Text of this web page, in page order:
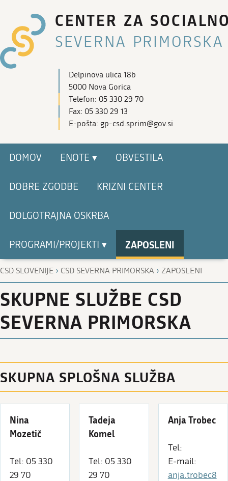
CENTER ZA
SEVERNA PRIMORSKA
Delpinova ulica 18b
5000 Nova Gorica
Telefon: 05 330 29 70
Fax: 05 330 29 13
E-pošta: gp-csd.sprim@gov.si
DOMOV ENOTE ▾ OBVESTILA
DOBRE ZGODBE KRIZNI CENTER
DOLGOTRAJNA OSKRBA
PROGRAMI/PROJEKTI ▾ ZAPOSLENI
CSD SLOVENIJE › CSD SEVERNA PRIMORSKA › ZAPOSLENI
SKUPNE SLUŽBE CSD
SEVERNA PRIMORSKA
SKUPNA SPLOŠNA SLUŽBA
Nina
Mozetič
Tel: 05 330
29 70
Tadeja
Komel
Tel: 05 330
29 70
Anja Trobec
Tel:
E-mail:
anja.trobec8